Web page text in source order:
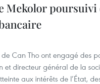
Mekolor poursuivi
Can Tho ont engagé des
et directeur général de la
aux intérêts de l’État,